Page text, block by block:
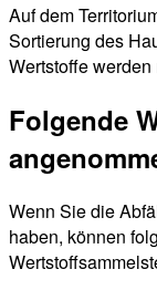
Auf dem
Sortierung des
Wertstoffe
Folgende
Wenn Sie die
haben, können